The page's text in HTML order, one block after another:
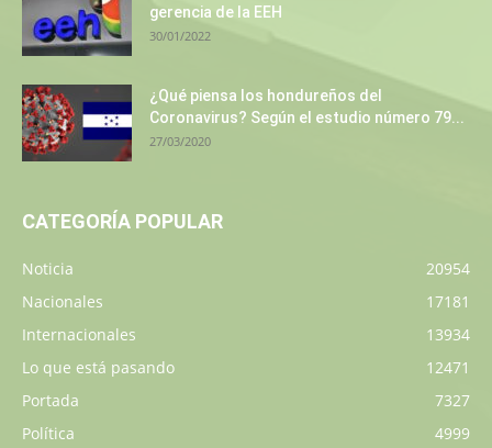
gerencia de la EEH
30/01/2022
¿Qué piensa los hondureños del
Coronavirus? Según el estudio número 79...
27/03/2020
CATEGORÍA POPULAR
Noticia
20954
Nacionales
17181
Internacionales
13934
Lo que está pasando
12471
Portada
7327
Política
4999